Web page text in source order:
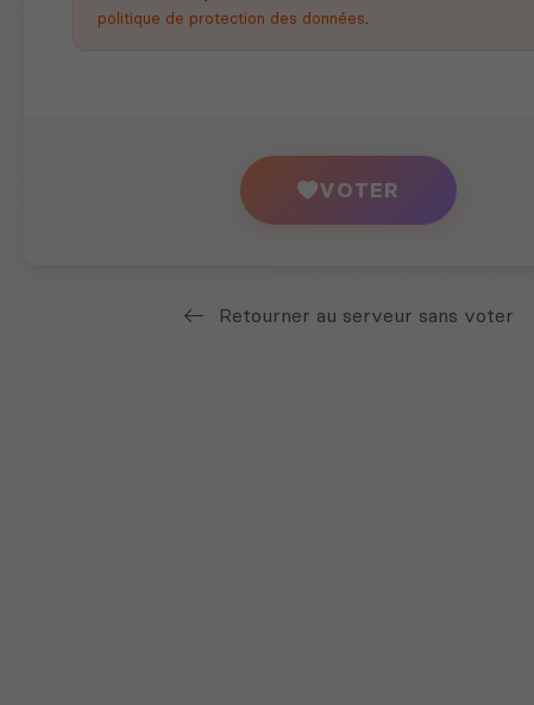
politique de protection des données.
VOTER
Retourner au serveur sans voter